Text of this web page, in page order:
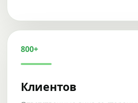
800+
Клиентов